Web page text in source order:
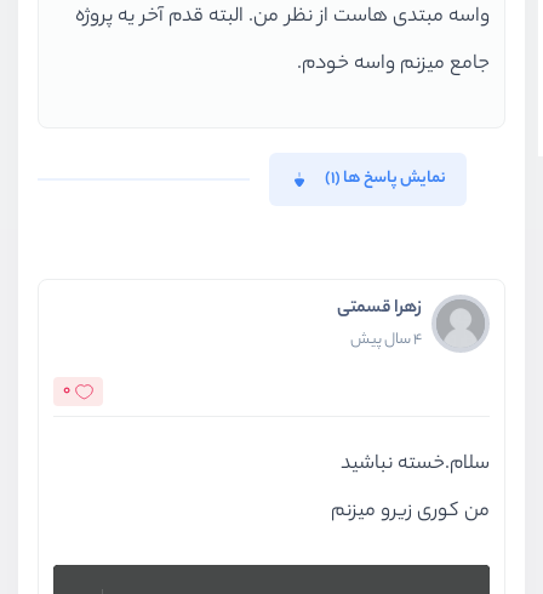
واسه مبتدی هاست از نظر من. البته قدم آخر یه پروژه
جامع میزنم واسه خودم.
نمایش پاسخ ها (1)
زهرا قسمتی
4 سال پیش
0
سلام.خسته نباشید
من کوری زیرو میزنم